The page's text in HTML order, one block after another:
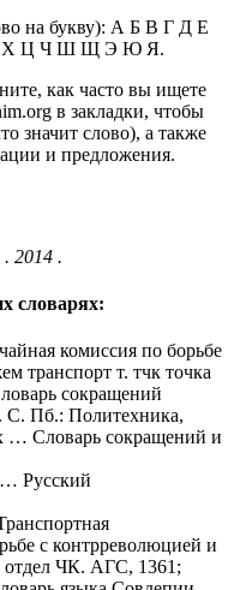
на букву): А Б В Г Д Е
Х Ц Ч Ш Щ Э Ю Я.
как часто вы ищете
в закладки, чтобы
значит слово), а также
и предложения.
. 2014 .
словарях:
комиссия по борьбе
транспорт т. тчк точка
сокращений
С. Пб.: Политехника,
… Словарь сокращений и
Русский
с контрреволюцией и
отдел ЧК. АГС, 1361;